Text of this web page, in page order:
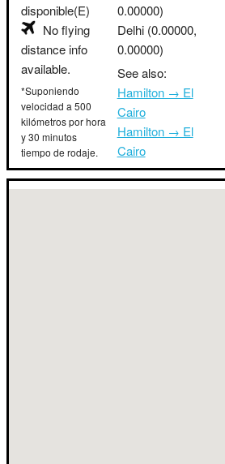
disponible(E)
No flying
distance info
available.
*Suponiendo
velocidad a 500
kilómetros por hora
y 30 minutos
tiempo de rodaje.
0.00000)
Delhi (0.00000,
0.00000)
See also:
Hamilton → El
Cairo
Hamilton → El
Cairo